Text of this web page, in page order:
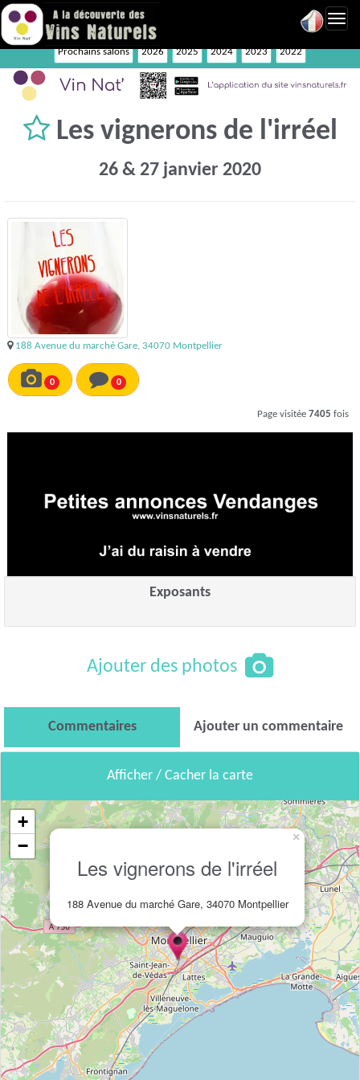
Prochains salons 2026 2025 2024 2023 2022
Les vignerons de l'irréel
26 & 27 janvier 2020
188 Avenue du marché Gare, 34070 Montpellier
0 0
Page visitée 7405 fois
Exposants
Ajouter des photos
Commentaires Ajouter un commentaire
Afficher / Cacher la carte
Les vignerons de l'irréel
188 Avenue du marché Gare, 34070 Montpellier
×
+
−